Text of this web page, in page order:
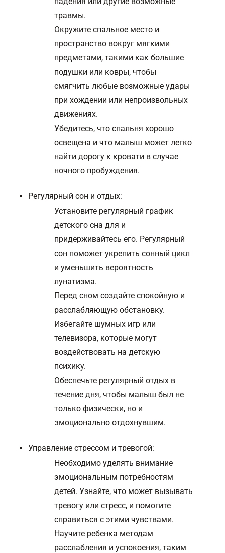
травмы.
Окружите спальное место и
пространство вокруг мягкими
предметами, такими как большие
подушки или ковры, чтобы
смягчить любые возможные удары
при хождении или непроизвольных
движениях.
Убедитесь, что спальня хорошо
освещена и что малыш может легко
найти дорогу к кровати в случае
ночного пробуждения.
Регулярный сон и отдых:
Установите регулярный график
детского сна для и
придерживайтесь его. Регулярный
сон поможет укрепить сонный цикл
и уменьшить вероятность
лунатизма.
Перед сном создайте спокойную и
расслабляющую обстановку.
Избегайте шумных игр или
телевизора, которые могут
воздействовать на детскую
психику.
Обеспечьте регулярный отдых в
течение дня, чтобы малыш был не
только физически, но и
эмоционально отдохнувшим.
Управление стрессом и тревогой:
Необходимо уделять внимание
эмоциональным потребностям
детей. Узнайте, что может вызывать
тревогу или стресс, и помогите
справиться с этими чувствами.
Научите ребенка методам
расслабления и успокоения, таким